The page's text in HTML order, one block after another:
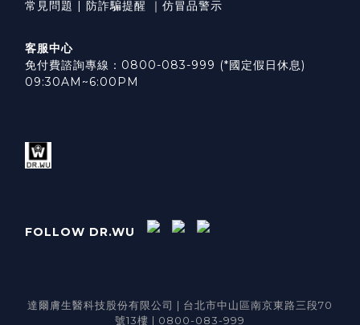
常見問題 | 防詐騙提醒 ｜ 仿冒品警示
客服中心
免付費諮詢專線：0800-083-999 (*國定假日休息)
09:30AM~6:00PM
FOLLOW DR.WU
達爾膚生醫科技股份有限公司 | 台北市中山區南京東路三段70
號13樓 | 0800-083-999